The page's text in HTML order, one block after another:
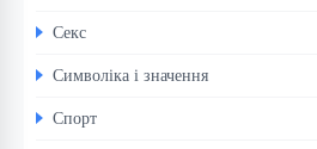
Секс
Символіка і значення
Спорт